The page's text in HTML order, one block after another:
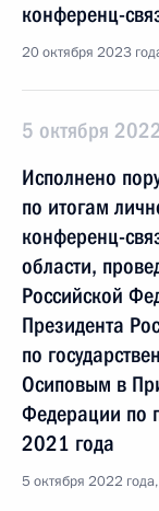
конференц-
20 октября 2023
5 октября
Исполнено
по итогам
конференц-
области,
Российской
Президента
по
Осиповым в
Федерации по
2021 года
5 октября 2022